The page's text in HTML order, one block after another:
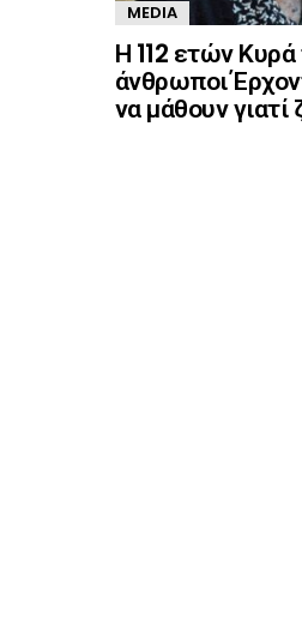
MEDIA
Η 112 ετών
άνθρωποι
να μάθουν